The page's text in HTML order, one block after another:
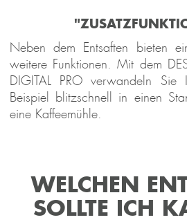
Neben dem Entsaften bieten
weitere Funktionen. Mit dem
DIGITAL PRO verwandeln Sie
Beispiel blitzschnell in einen
eine Kaffeemühle.
WELCHEN
SOLLTE ICH